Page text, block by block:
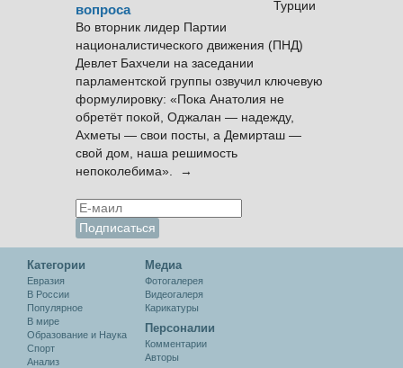
вопроса
Во вторник лидер Партии
националистического движения (ПНД)
Девлет Бахчели на заседании
парламентской группы озвучил ключевую
формулировку: «Пока Анатолия не
обретёт покой, Оджалан — надежду,
Ахметы — свои посты, а Демирташ —
свой дом, наша решимость
непоколебима». →
Категории
Евразия
В России
Популярное
В мире
Образование и Наука
Спорт
Анализ
Медиа
Фотогалерея
Видеогалеря
Карикатуры
Персоналии
Комментарии
Авторы